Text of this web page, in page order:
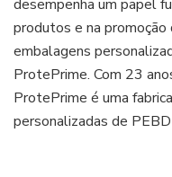
desempenha um papel
produtos e na promoção
embalagens
ProtePrime. Com 23
ProtePrime é uma
personalizadas de